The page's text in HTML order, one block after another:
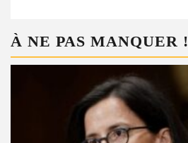
À NE PAS MANQUER !